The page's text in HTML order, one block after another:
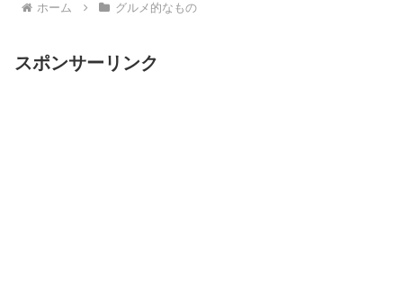
ホーム グルメ的なもの
スポンサーリンク